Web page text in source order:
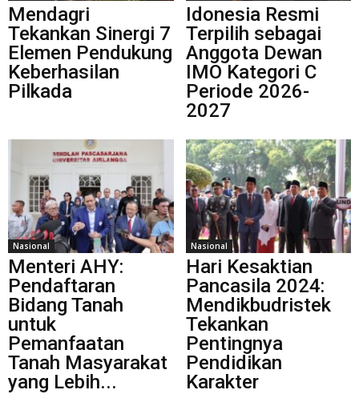
Mendagri
Tekankan Sinergi 7
Elemen Pendukung
Keberhasilan
Pilkada
Idonesia Resmi
Terpilih sebagai
Anggota Dewan
IMO Kategori C
Periode 2026-
2027
Nasional
Menteri AHY:
Pendaftaran
Bidang Tanah
untuk
Pemanfaatan
Tanah Masyarakat
yang Lebih...
Nasional
Hari Kesaktian
Pancasila 2024:
Mendikbudristek
Tekankan
Pentingnya
Pendidikan
Karakter